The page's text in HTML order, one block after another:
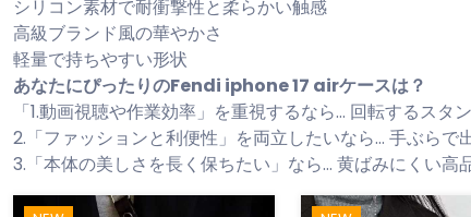
シリコン素材で耐衝撃性と柔らかい触感
高級ブランド風の華やかさ
軽量で持ちやすい形状
あなたにぴったりのFendi iphone 17 airケースは？
「1.動画視聴や作業効率」を重視するなら… 回転するス
2.「ファッションと利便性」を両立したいなら… 手ぶら
3.「本体の美しさを長く保ちたい」なら… 黄ばみにくい高